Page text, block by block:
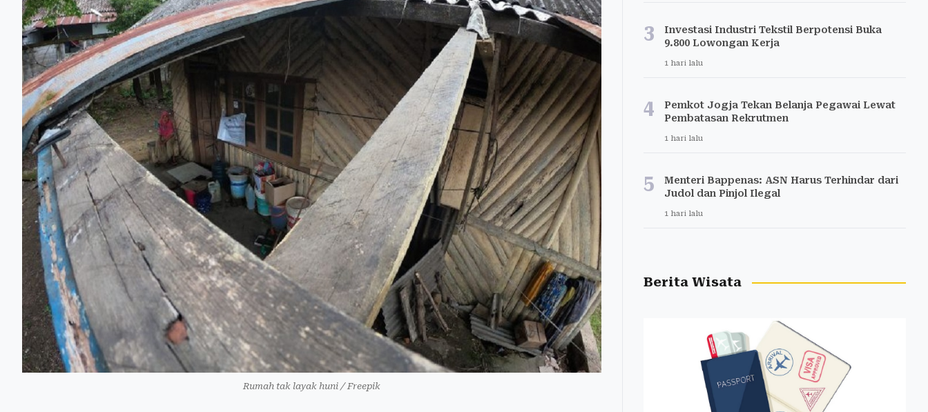
Rumah tak layak huni / Freepik
3
Investasi Industri Tekstil Berpotensi Buka
9.800 Lowongan Kerja
1 hari lalu
4
Pemkot Jogja Tekan Belanja Pegawai Lewat
Pembatasan Rekrutmen
1 hari lalu
5
Menteri Bappenas: ASN Harus Terhindar dari
Judol dan Pinjol Ilegal
1 hari lalu
Berita Wisata